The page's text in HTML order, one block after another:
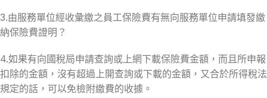
3.由服務單位經收彙繳之員工保險費有無向服務單位申請填發繳
納保險費證明？
4.如果有向國稅局申請查詢或上網下載保險費金額，而且所申報
扣除的金額，沒有超過上開查詢或下載的金額，又合於所得稅法
規定的話，可以免檢附繳費的收據。